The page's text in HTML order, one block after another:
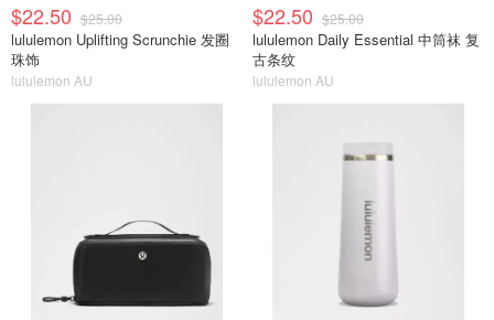
$22.50 $25.00
lululemon Uplifting Scrunchie 发圈
珠饰
lululemon AU
$22.50 $25.00
lululemon Daily Essential 中筒袜 复
古条纹
lululemon AU